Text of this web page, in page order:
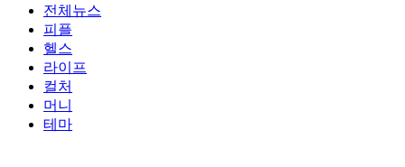
전체뉴스
피플
헬스
라이프
컬처
머니
테마